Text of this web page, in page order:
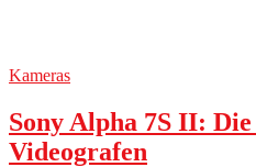
Kameras
Sony Alpha 7S II:
Videografen